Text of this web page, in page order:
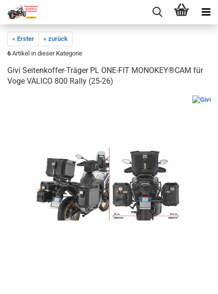
« Erster
« zurück
6 Artikel in dieser Kategorie
Givi Seitenkoffer-Träger PL ONE-FIT MONOKEY®CAM für
Voge VALICO 800 Rally (25-26)